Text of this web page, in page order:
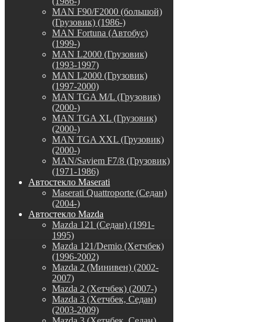
MAN F90/F2000 (большой)
(Грузовик) (1986-)
MAN Fortuna (Автобус)
(1999-)
MAN L2000 (Грузовик)
(1993-1997)
MAN L2000 (Грузовик)
(1997-2000)
MAN TGA M/L (Грузовик)
(2000-)
MAN TGA XL (Грузовик)
(2000-)
MAN TGA XXL (Грузовик)
(2000-)
MAN/Saviem F7/8 (Грузовик)
(1971-1986)
Автостекло Maserati
Maserati Quattroporte (Седан)
(2004-)
Автостекло Mazda
Mazda 121 (Седан) (1991-
1995)
Mazda 121/Demio (Хетчбек)
(1996-2002)
Mazda 2 (Минивен) (2002-
2007)
Mazda 2 (Хетчбек) (2007-)
Mazda 3 (Хетчбек, Седан)
(2003-2009)